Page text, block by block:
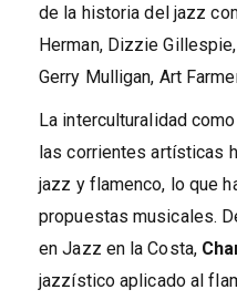
de la historia del jazz
Herman, Dizzie
Gerry Mulligan, Art
La interculturalidad
las corrientes artísticas
jazz y flamenco, lo que
propuestas musicales.
en Jazz en la Costa,
jazzístico aplicado al